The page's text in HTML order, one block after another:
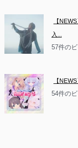
【
入...
57件の
【
54件の